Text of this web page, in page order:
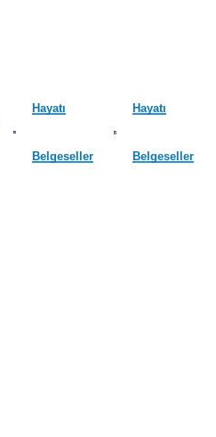
Hayatı
Belgeseller
Hayatı
Belgeseller